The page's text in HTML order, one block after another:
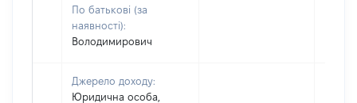
По батькові (за
наявності):
Володимирович
Джерело доходу:
Юридична особа,